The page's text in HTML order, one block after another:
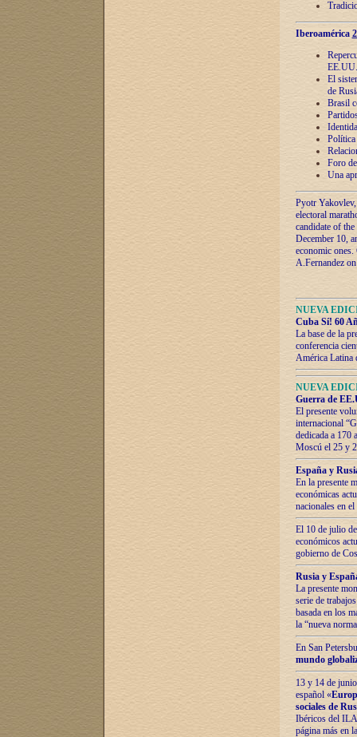
Iberoamérica
EE.UU.
El
de
Brasil
Política
Foro
Una
Pyotr
electoral
candidate of
December 10,
economic
A.Fernandez
NUEVA
Cuba Sí! 60
La base de la
conferencia
América Latina
NUEVA
Guerra de
El presente
internacional
dedicada a 170
Moscú el 25 y
España y
En la presente
económicas
nacionales en
El 10 de julio
económicos
gobierno de
Rusia y
La presente
serie de
basada en los
la “nueva
En San
mundo
13 y 14 de
español «
sociales de
Ibéricos del ILA
página más en